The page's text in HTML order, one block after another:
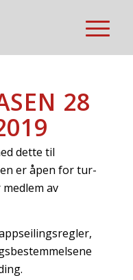
28
dette til
er åpen for tur-
av